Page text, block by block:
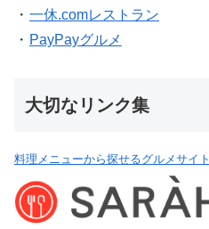
・ 一休.comレストラン
・ PayPayグルメ
大切なリンク集
料理メニューから探せるグルメサイト